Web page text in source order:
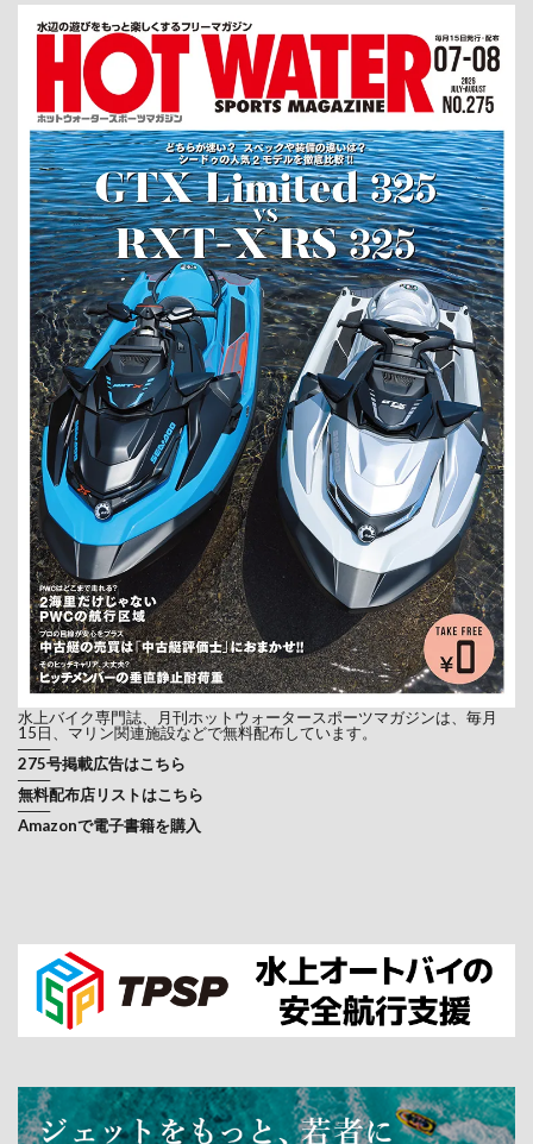
水上バイク専門誌、月刊ホットウォータースポーツマガジンは、毎月
15日、マリン関連施設などで無料配布しています。
───
275号掲載広告はこちら
───
無料配布店リストはこちら
───
Amazonで電子書籍を購入